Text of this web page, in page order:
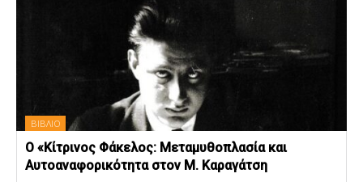
ΒΙΒΛΙΟ
Ο «Κίτρινος Φάκελος: Μεταμυθοπλασία και
Αυτοαναφορικότητα στον Μ. Καραγάτση